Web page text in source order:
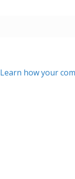
Learn how your